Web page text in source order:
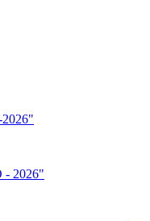
- 2026"